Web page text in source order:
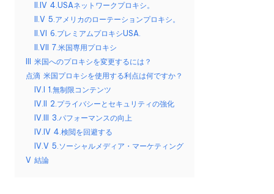
ト
ラ
イ
ア
ル
O
II.IV 4.USAネットワークプロキシ。
II.V 5.アメリカのローテーションプロキシ。
II.VI 6.プレミアムプロキシUSA.
II.VII
7.米国専用プロキシ
米国へのプロキシを変更するには？
点滴 米国プロキシを使用する利点は何ですか？
IV.I 1.無制限コンテンツ
IV.II
2.プライバシーとセキュリティの強化
IV.III
3.パフォーマンスの向上
IV.IV 4.検閲を回避する
IV.V 5.ソーシャルメディア・マーケティング
V 結論